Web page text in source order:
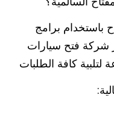
باستخدام برامج
شركة فتح سيارات